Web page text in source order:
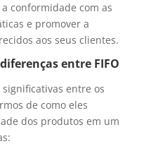
conformidade com as
e promover a
aos seus clientes.
entre FIFO
entre os
de como eles
dos produtos em um